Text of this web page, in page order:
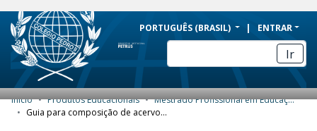
BRAZIL
Simplifique!
Comunica BR
Participe
Acesso à informação
PORTUGUÊS (BRASIL) ENTRAR
Ir
COMUNIDADES E COLEÇÕES
Início Produtos Educacionais
Mestrado Profissional em Educação Profissional e Tecnológica (ProfEPT) - Produtos Educacionais
Guia para composição de acervo de biblioteca escolar para a formação de guia de turismo numa perspectiva antirracista